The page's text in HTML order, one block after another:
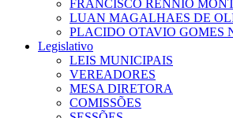
FRANCISCO RENNIO
LUAN MAGALHAES DE
PLACIDO OTAVIO GOMES
Legislativo
LEIS MUNICIPAIS
VEREADORES
MESA DIRETORA
COMISSÕES